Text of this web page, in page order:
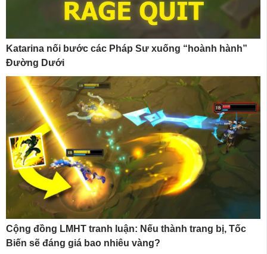
Katarina nối bước các Pháp Sư xuống “hoành hành”
Đường Dưới
Cộng đồng LMHT tranh luận: Nếu thành trang bị, Tốc
Biến sẽ đáng giá bao nhiêu vàng?